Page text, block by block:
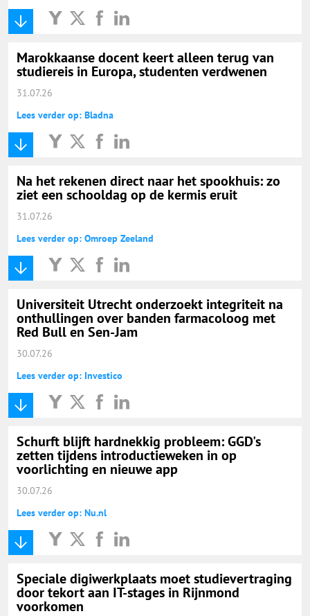
Marokkaanse docent keert alleen terug van
studiereis in Europa, studenten verdwenen
31.07.26
Lees verder op: Bladna
Na het rekenen direct naar het spookhuis: zo
ziet een schooldag op de kermis eruit
31.07.26
Lees verder op: Omroep Zeeland
Universiteit Utrecht onderzoekt integriteit na
onthullingen over banden farmacoloog met
Red Bull en Sen-Jam
30.07.26
Lees verder op: Investico
Schurft blijft hardnekkig probleem: GGD's
zetten tijdens introductieweken in op
voorlichting en nieuwe app
30.07.26
Lees verder op: Nu.nl
Speciale digiwerkplaats moet studievertraging
door tekort aan IT-stages in Rijnmond
voorkomen